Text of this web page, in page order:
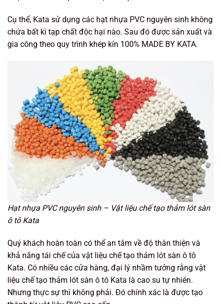
Cụ thể, Kata sử dụng các hạt nhựa PVC nguyên sinh không
chứa bất kì tạp chất độc hại nào. Sau đó được sản xuất và
gia công theo quy trình khép kín 100% MADE BY KATA.
Hạt nhựa PVC nguyên sinh – Vật liệu chế tạo thảm lót sàn
ô tô Kata
Quý khách hoàn toàn có thể an tâm về độ thân thiện và
khả năng tái chế của vật liệu chế tạo thảm lót sàn ô tô
Kata. Có nhiều các cửa hàng, đại lý nhầm tưởng rằng vật
liệu chế tạo thảm lót sàn ô tô Kata là cao su tự nhiên.
Nhưng thực sự thì không phải. Đó chính xác là được tạo